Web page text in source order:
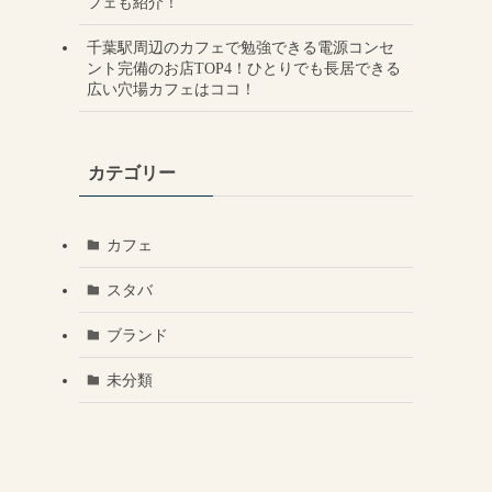
千葉駅周辺のカフェで勉強できる電源コンセ
ント完備のお店TOP4！ひとりでも長居できる
広い穴場カフェはココ！
カテゴリー
カフェ
スタバ
ブランド
未分類